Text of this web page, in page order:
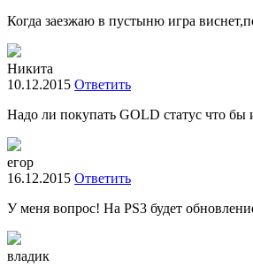
Когда заезжаю в пустыню игра
Никита
10.12.2015 Ответить
Надо ли покупать GOLD статус что бы
егор
16.12.2015 Ответить
У меня вопрос! На PS3 будет
владик